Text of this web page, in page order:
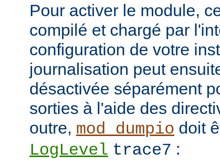
Pour activer le module,
compilé et chargé par
configuration de votre
journalisation peut
désactivée séparément
sorties à l'aide des
outre, mod_dumpio doit
LogLevel trace7 :